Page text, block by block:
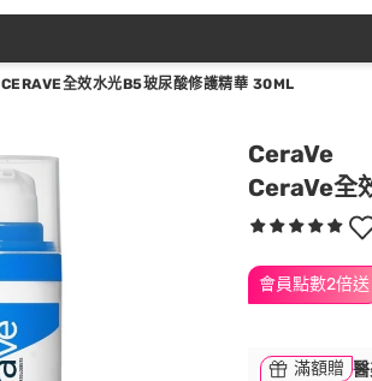
CERAVE全效水光B5玻尿酸修護精華 30ML
CeraVe
CeraVe全
會員點數2倍送
滿額贈